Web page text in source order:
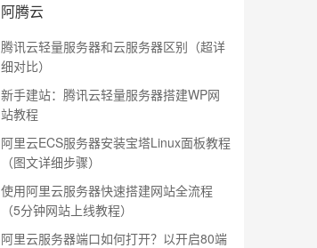
阿腾云
腾讯云轻量服务器和云服务器区别（超详
细对比）
新手建站：腾讯云轻量服务器搭建WP网
站教程
阿里云ECS服务器安装宝塔Linux面板教程
（图文详细步骤）
使用阿里云服务器快速搭建网站全流程
（5分钟网站上线教程）
阿里云服务器端口如何打开？以开启80端